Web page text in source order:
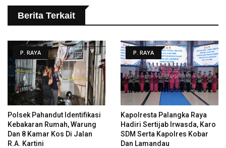
Berita Terkait
P. RAYA
Polsek Pahandut Identifikasi
Kebakaran Rumah, Warung
Dan 8 Kamar Kos Di Jalan
R.A. Kartini
P. RAYA
Kapolresta Palangka Raya
Hadiri Sertijab Irwasda, Karo
SDM Serta Kapolres Kobar
Dan Lamandau